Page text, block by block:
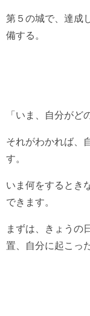
第５の城で、達成
備する。
「いま、自分がど
それがわかれば、
す。
いま何をするとき
できます。
まずは、きょうの
置、自分に起こっ